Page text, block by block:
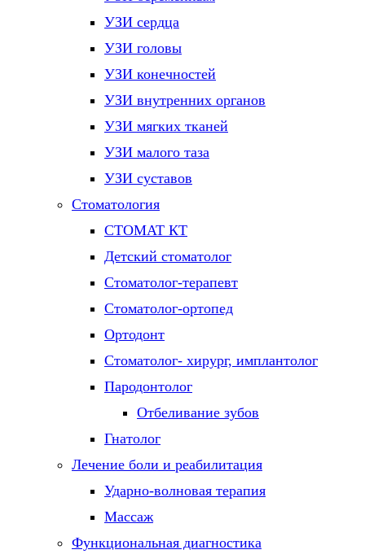
УЗИ сердца
УЗИ головы
УЗИ конечностей
УЗИ внутренних органов
УЗИ мягких тканей
УЗИ малого таза
УЗИ суставов
Стоматология
СТОМАТ КТ
Детский стоматолог
Стоматолог-терапевт
Стоматолог-ортопед
Ортодонт
Стоматолог- хирург, имплантолог
Пародонтолог
Отбеливание зубов
Гнатолог
Лечение боли и реабилитация
Ударно-волновая терапия
Массаж
Функциональная диагностика